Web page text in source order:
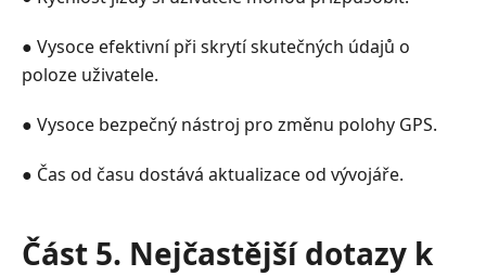
● Vysoce efektivní při skrytí skutečných údajů o
poloze uživatele.
● Vysoce bezpečný nástroj pro změnu polohy GPS.
● Čas od času dostává aktualizace od vývojáře.
Část 5. Nejčastější dotazy k